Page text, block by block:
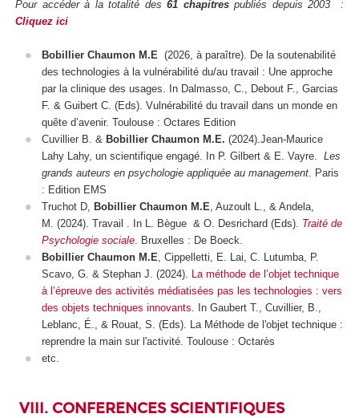
Pour accéder à la totalité des 61 chapitrespubliés depuis 2003
:
Cliquez ici
Bobillier Chaumon M.E (2026, à paraître). De la soutenabilité
des technologies à la vulnérabilité du/au travail : Une approche
par la clinique des usages. In Dalmasso, C., Debout F., Garcias
F. & Guibert C. (Eds). Vulnérabilité du travail dans un monde en
quête d’avenir. Toulouse : Octares Edition
Cuvillier B. & Bobillier Chaumon M.E. (2024).Jean-Maurice
Lahy Lahy, un scientifique engagé. In P. Gilbert & E. Vayre. Les
grands auteurs en psychologie appliquée au management. Paris
: Edition EMS
Truchot D, Bobillier Chaumon M.E , Auzoult L., & Andela,
M. (2024). Travail . In L. Bègue & O. Desrichard (Eds). Traité de
Psychologie sociale. Bruxelles : De Boeck.
Bobillier Chaumon M.E , Cippelletti, E. Lai, C. Lutumba, P.
Scavo, G. & Stephan J. (2024). La méthode de l’objet technique
à l’épreuve des activités médiatisées pas les technologies : vers
des objets techniques innovants . In Gaubert T., Cuvillier, B.,
Leblanc, É., & Rouat, S. (Eds). La Méthode de l'objet technique :
reprendre la main sur l'activité. Toulouse : Octarès
etc.
VIII. CONFERENCES SCIENTIFIQUES